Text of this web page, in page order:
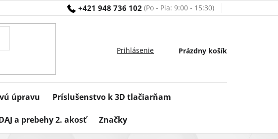
+421 948 736 102
Nákupný
Prázdny košík
úpravu Príslušenstvo k 3D tlačiarňam
a prebehy 2. akosť Značky